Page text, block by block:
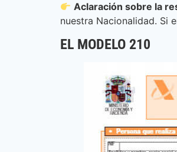
Aclaración sobre la
nuestra Nacionalidad. Si
EL MODELO 210